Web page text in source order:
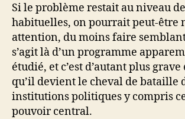
Si le problème restait au niveau
habituelles, on pourrait peut-être
attention, du moins faire
s’agit là d’un programme
étudié, et c’est d’autant plus
qu’il devient le cheval de bataille
institutions politiques y compris
pouvoir central.